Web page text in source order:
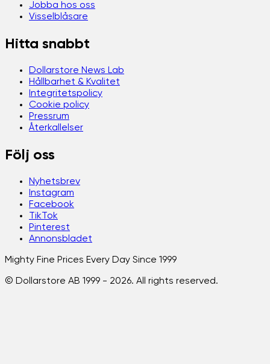
Jobba hos oss
Visselblåsare
Hitta snabbt
Dollarstore News Lab
Hållbarhet & Kvalitet
Integritetspolicy
Cookie policy
Pressrum
Återkallelser
Följ oss
Nyhetsbrev
Instagram
Facebook
TikTok
Pinterest
Annonsbladet
Mighty Fine Prices Every Day Since 1999
© Dollarstore AB 1999 - 2026. All rights reserved.